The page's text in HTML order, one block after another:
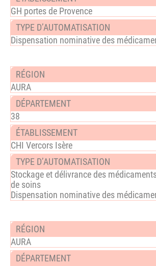
GH portes de Provence
Dispensation nominative des
AURA
38
CHI Vercors Isère
Stockage et délivrance des
de soins
Dispensation nominative des
AURA